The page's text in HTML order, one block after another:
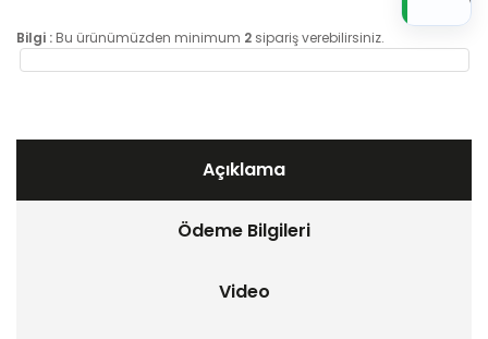
Bilgi : Bu ürünümüzden minimum 2 sipariş verebilirsiniz.
Açıklama
Ödeme Bilgileri
Video